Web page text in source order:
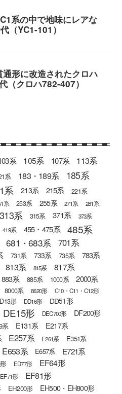
系 105系 107系 113系
系 183・189系 185系
系 213系 215系 221系
系 253系 255系 271系
281系
313系 315系 371系 373系
419系 455・475系 485系
681・683系 701系
731系 733系 735系 783系
813系 815系 817系
883系 885系 1000系 2000系
8000系 8620形
C10・C11・C12形
形 DD16形 DD51形
DE15形 DEC700形 DF200形
系 E131系 E217系
E257系 E261系 E351系
E653系 E657系 E721系
ED77形 EF64形
EF71形
EF81形
EH200形 EH500・EH800形